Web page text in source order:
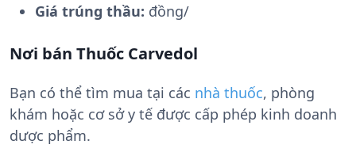
Giá trúng thầu: đồng/
Nơi bán Thuốc Carvedol
Bạn có thể tìm mua tại các nhà thuốc, phòng
khám hoặc cơ sở y tế được cấp phép kinh doanh
dược phẩm.